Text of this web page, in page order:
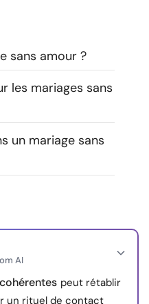
droits réservés.
sans amour ?
les mariages sans
un mariage sans
AI
peut rétablir
un rituel de contact